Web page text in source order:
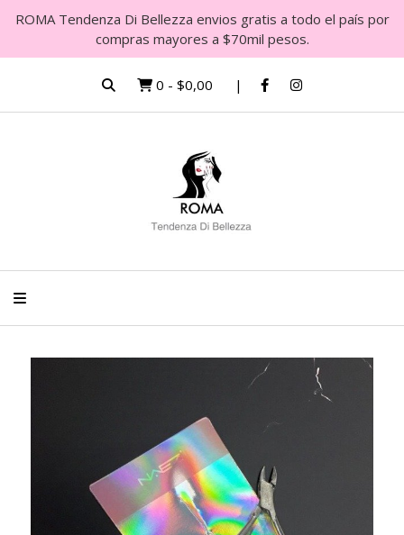
ROMA Tendenza Di Bellezza envios gratis a todo el país por
compras mayores a $70mil pesos.
0 - $0,00